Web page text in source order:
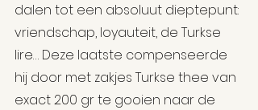
dalen tot een absoluut dieptepunt:
vriendschap, loyauteit, de Turkse
lire… Deze laatste compenseerde
hij door met zakjes Turkse thee van
exact 200 gr te gooien naar de